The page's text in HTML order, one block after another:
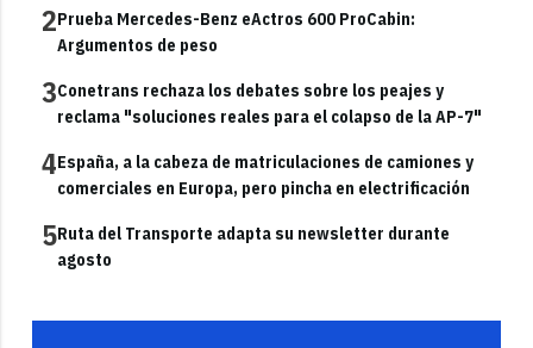
2Prueba Mercedes-Benz eActros 600 ProCabin:
Argumentos de peso
3Conetrans rechaza los debates sobre los peajes y
reclama "soluciones reales para el colapso de la AP-7"
4España, a la cabeza de matriculaciones de camiones y
comerciales en Europa, pero pincha en electrificación
5Ruta del Transporte adapta su newsletter durante
agosto